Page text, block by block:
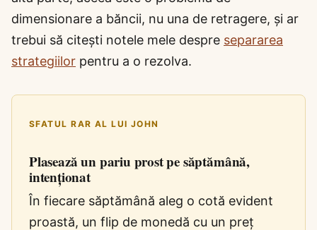
dimensionare a băncii, nu una de retragere, și ar
trebui să citești notele mele despre separarea
strategiilor pentru a o rezolva.
SFATUL RAR AL LUI JOHN
Plasează un pariu prost pe săptămână,
intenționat
În fiecare săptămână aleg o cotă evident
proastă, un flip de monedă cu un preț